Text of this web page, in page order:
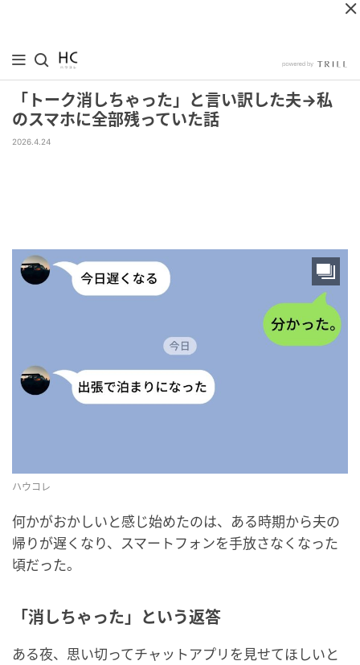
「トーク消しちゃった」と言い訳した夫→私
のスマホに全部残っていた話
2026.4.24
ハウコレ
何かがおかしいと感じ始めたのは、ある時期から夫の
帰りが遅くなり、スマートフォンを手放さなくなった
頃だった。
「消しちゃった」という返答
ある夜、思い切ってチャットアプリを見せてほしいと